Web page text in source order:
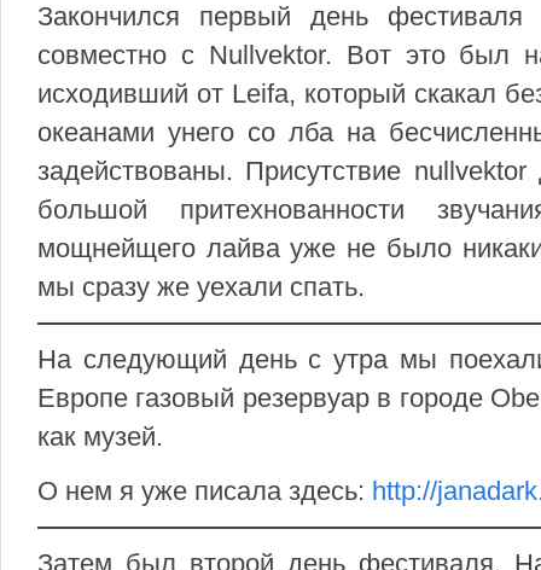
Закончился первый день
совместно с Nullvektor. Вот это был
исходивший от Leifa, который скакал
океанами унего со лба на
задействованы. Присутствие
большой притехнованности
мощнейщего лайва уже не было
мы сразу же уехали спать.
На следующий день с утра мы
Европе газовый резервуар в городе
как музей.
О нем я уже писала здесь: http://
Затем был второй день фестиваля.